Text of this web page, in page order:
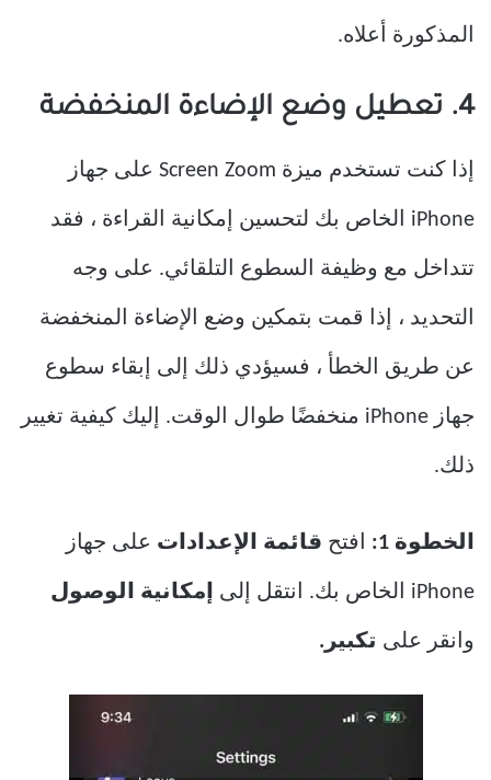
المذكورة أعلاه.
4. تعطيل وضع الإضاءة المنخفضة
إذا كنت تستخدم ميزة Screen Zoom على جهاز
iPhone الخاص بك لتحسين إمكانية القراءة ، فقد
تتداخل مع وظيفة السطوع التلقائي. على وجه
التحديد ، إذا قمت بتمكين وضع الإضاءة المنخفضة
عن طريق الخطأ ، فسيؤدي ذلك إلى إبقاء سطوع
جهاز iPhone منخفضًا طوال الوقت. إليك كيفية تغيير
ذلك.
الخطوة 1: افتح قائمة الإعدادات على جهاز
iPhone الخاص بك. انتقل إلى إمكانية الوصول
وانقر على تكبير.